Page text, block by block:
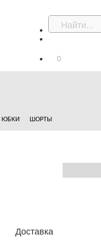
0
ЮБКИ ШОРТЫ
Доставка